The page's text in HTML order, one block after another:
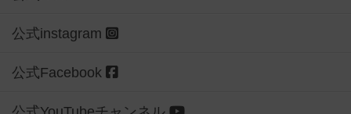
公式instagram
公式Facebook